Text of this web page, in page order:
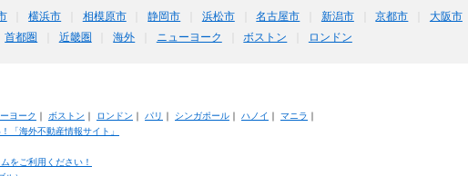
横浜市 相模原市 静岡市 浜松市 名古屋市 新潟市 京都市 大阪市
首都圏 近畿圏 海外 ニューヨーク ボストン ロンドン
ヨーク ｜ ボストン ｜ ロンドン ｜ パリ ｜ シンガポール｜ ハノイ ｜ マニラ ｜
「海外不動産情報サイト」
をご利用ください！